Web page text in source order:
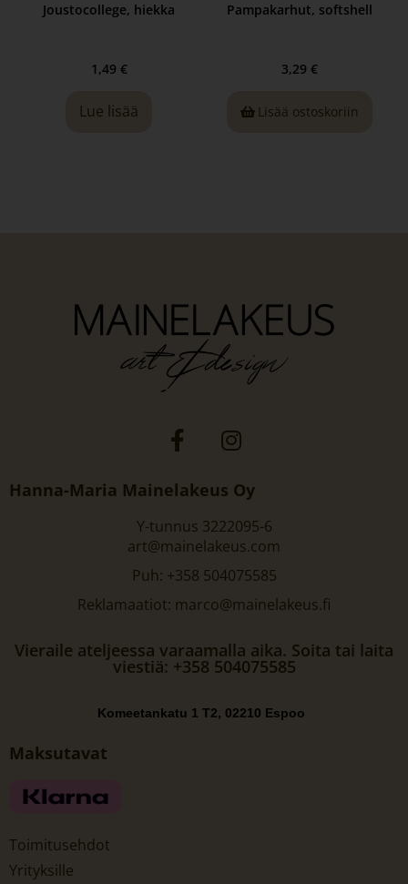
Joustocollege, hiekka
1,49 €
Lue lisää
Pampakarhut, softshell
3,29 €
Lisää ostoskoriin
Hanna-Maria Mainelakeus Oy
Y-tunnus 3222095-6
art@mainelakeus.com
Puh: +358 504075585
Reklamaatiot: marco@mainelakeus.fi
Vieraile ateljeessa varaamalla aika. Soita tai laita
viestiä: +358 504075585
Komeetankatu 1 T2, 02210 Espoo
Maksutavat
Toimitusehdot
Yrityksille